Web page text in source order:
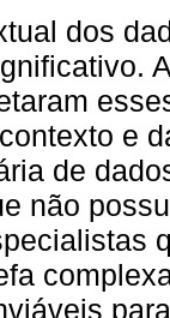
dos
e
de
não